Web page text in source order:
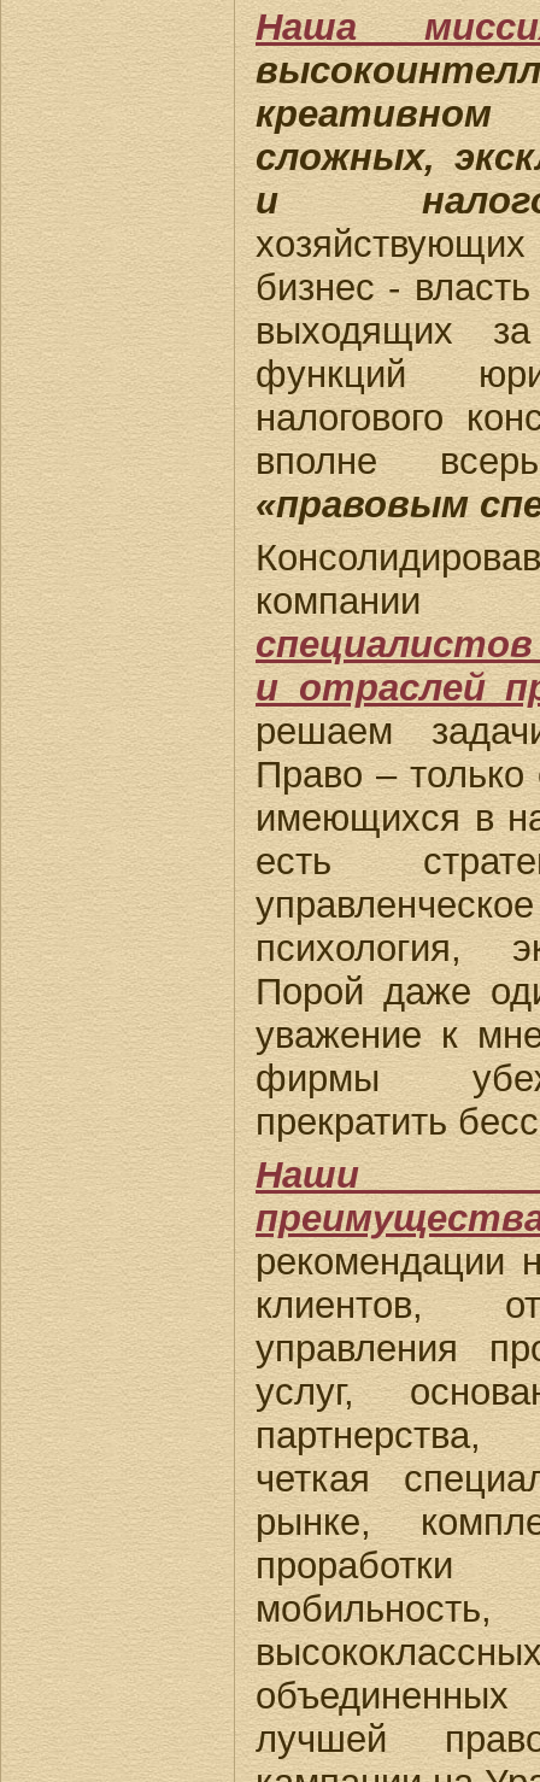
Наша
креативном
сложных,
и
бизнес -
выходящих
функций
налогового
вполне
«правовым
и отраслей
решаем
Право – только
имеющихся в
есть
психология,
Порой даже
уважение к
фирмы
прекратить
Наши
рекомендации
клиентов,
управления
услуг,
четкая
рынке,
мобильность,
лучшей